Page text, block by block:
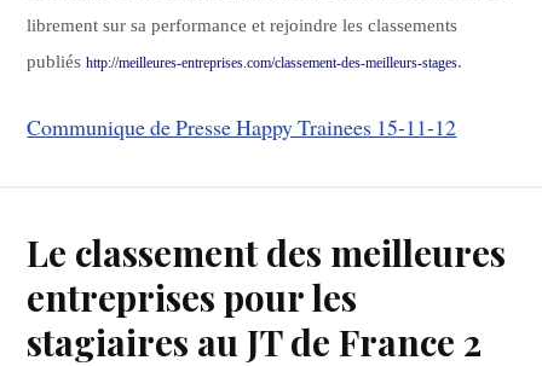
librement sur sa performance et rejoindre les classements
publiéshttp://meilleures-entreprises.com/classement-des-meilleurs-stages.
Communique de Presse Happy Trainees 15-11-12
Le classement des meilleures
entreprises pour les
stagiaires au JT de France 2